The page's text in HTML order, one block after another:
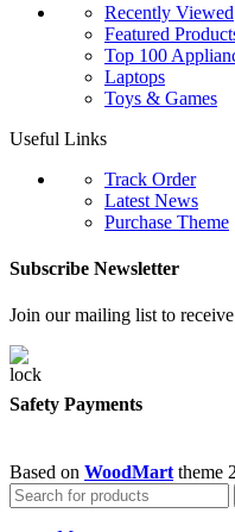
Recently Viewed
Featured
Top 100
Laptops
Toys & Games
Useful Links
Track Order
Latest News
Purchase Theme
Subscribe Newsletter
Join our mailing list to
Safety Payments
Based on WoodMart theme